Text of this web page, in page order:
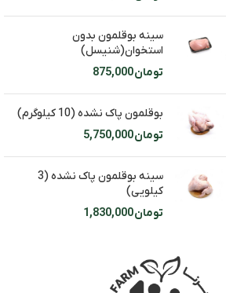
سینه بوقلمون بدون
استخوان(شنیسل)
تومان
بوقلمون پاک نشده (10 کیلوگرم)
تومان
سینه بوقلمون پاک نشده (3
کیلویی)
تومان